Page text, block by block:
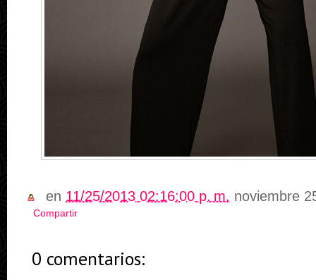
en 11/25/2013 02:16:00 p. m. noviembre
Compartir
0 comentarios: